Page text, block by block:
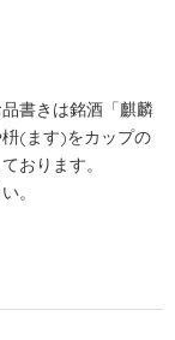
書きは銘酒「麒麟
(ます)をカップの
おります。
。